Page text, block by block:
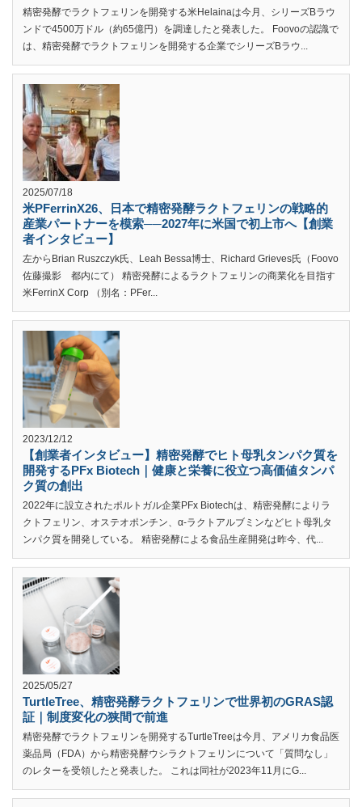
精密発酵でラクトフェリンを開発する米Helainaは今月、シリーズBラウ
ンドで4500万ドル（約65億円）を調達したと発表した。 Foovoの認識で
は、精密発酵でラクトフェリンを開発する企業でシリーズBラウ...
2025/07/18
米PFerrinX26、日本で精密発酵ラクトフェリンの戦略的
産業パートナーを模索──2027年に米国で初上市へ【創業
者インタビュー】
左からBrian Ruszczyk氏、Leah Bessa博士、Richard Grieves氏（Foovo
佐藤撮影 都内にて） 精密発酵によるラクトフェリンの商業化を目指す
米FerrinX Corp （別名：PFer...
2023/12/12
【創業者インタビュー】精密発酵でヒト母乳タンパク質を
開発するPFx Biotech｜健康と栄養に役立つ高価値タンパ
ク質の創出
2022年に設立されたポルトガル企業PFx Biotechは、精密発酵によりラ
クトフェリン、オステオポンチン、α-ラクトアルブミンなどヒト母乳タ
ンパク質を開発している。 精密発酵による食品生産開発は昨今、代...
2025/05/27
TurtleTree、精密発酵ラクトフェリンで世界初のGRAS認
証｜制度変化の狭間で前進
精密発酵でラクトフェリンを開発するTurtleTreeは今月、アメリカ食品医
薬品局（FDA）から精密発酵ウシラクトフェリンについて「質問なし」
のレターを受領したと発表した。 これは同社が2023年11月にG...